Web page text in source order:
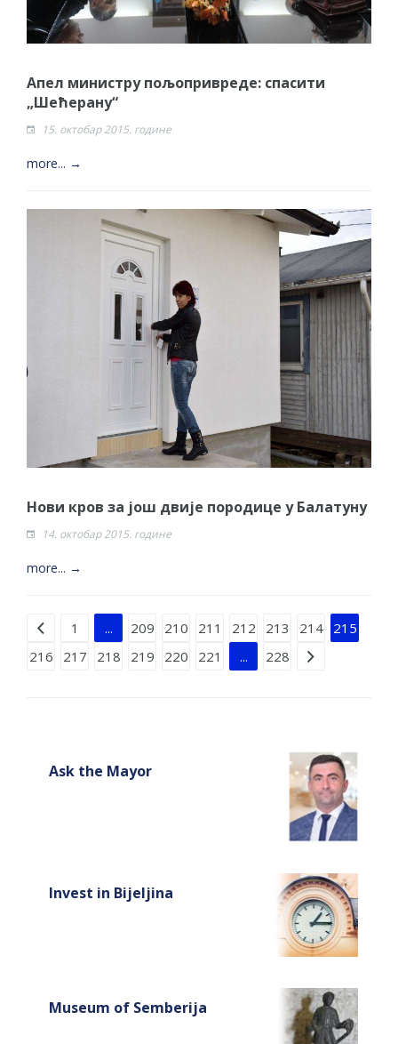
Апел министру пољопривреде: спасити
„Шећерану“
15. октобар 2015. године
more... →
Нови кров за још двије породице у Балатуну
14. октобар 2015. године
more... →
Strana 215 od 228
1 ... 209 210 211 212 213 214
215
216
217 218 219 220 221 ... 228
Ask the Mayor
Invest in Bijeljina
Museum of Semberija